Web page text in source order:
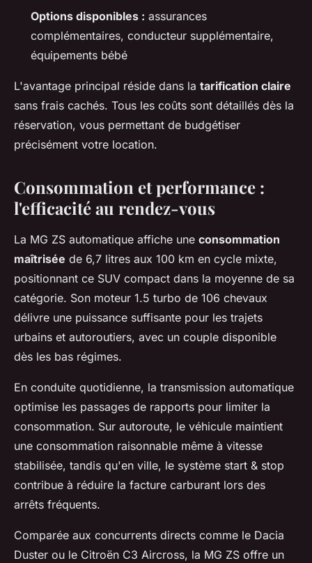
Options disponibles : assurances
complémentaires, conducteur supplémentaire,
équipements bébé
L'avantage principal réside dans la tarification claire
sans frais cachés. Tous les coûts sont détaillés dès la
réservation, vous permettant de budgétiser
précisément votre location.
Consommation et performance :
l'efficacité au rendez-vous
La MG ZS automatique affiche une consommation
maîtrisée de 6,7 litres aux 100 km en cycle mixte,
positionnant ce SUV compact dans la moyenne de sa
catégorie. Son moteur 1.5 turbo de 106 chevaux
délivre une puissance suffisante pour les trajets
urbains et autoroutiers, avec un couple disponible
dès les bas régimes.
En conduite quotidienne, la transmission automatique
optimise les passages de rapports pour limiter la
consommation. Sur autoroute, le véhicule maintient
une consommation raisonnable même à vitesse
stabilisée, tandis qu'en ville, le système start & stop
contribue à réduire la facture carburant lors des
arrêts fréquents.
Comparée aux concurrents directs comme le Dacia
Duster ou le Citroën C3 Aircross, la MG ZS offre un